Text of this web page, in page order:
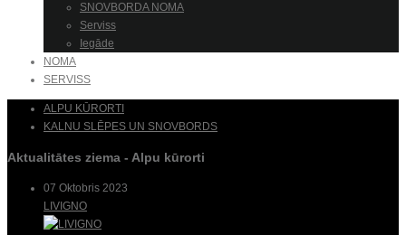
SNOVBORDA NOMA
Serviss
Iegāde
NOMA
SERVISS
ALPU KŪRORTI
KALNU SLĒPES UN SNOVBORDS
Aktualitātes ziema - Alpu kūrorti
07 Oktobris 2023
LIVIGNO